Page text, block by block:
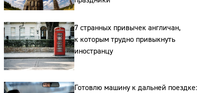
7 странных привычек англичан,
к которым трудно привыкнуть
иностранцу
Готовлю машину к дальней поездке:
Адрес:
Телефон: